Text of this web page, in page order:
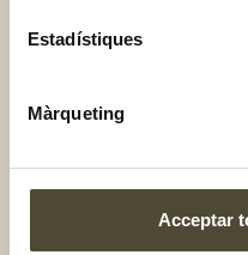
Estadístiques
Màrqueting
Acceptar
Finalment, si vols saber